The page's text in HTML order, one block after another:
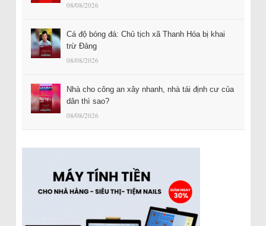
08/08/2026
Cá độ bóng đá: Chủ tịch xã Thanh Hóa bị khai
trừ Đảng
08/08/2026
Nhà cho công an xây nhanh, nhà tái định cư của
dân thì sao?
08/08/2026